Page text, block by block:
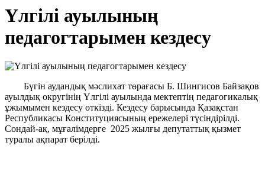
Үлгілі ауылының
педагогтарымен кездесу
Бүгін аудандық мәслихат төрағасы Б. Шингисов Байзақов
ауылдық округінің Үлгілі ауылында мектептің педагогикалық
ұжымымен кездесу өткізді. Кездесу барысында Қазақстан
Республикасы Конституциясының ережелері түсіндірілді.
Сондай-ақ, мұғалімдерге 2025 жылғы депутаттық қызмет
туралы ақпарат берілді.